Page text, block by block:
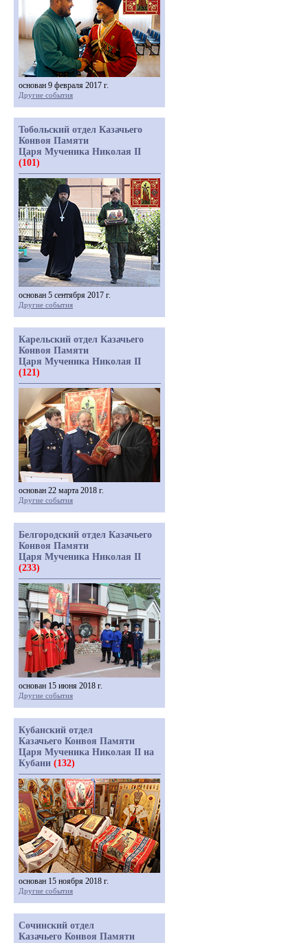
основан 9 февраля 2017 г.
Другие события
Тобольский отдел Казачьего
Конвоя Памяти
Царя Мученика Николая II
(101)
основан 5 сентября 2017 г.
Другие события
Карельский отдел Казачьего
Конвоя Памяти
Царя Мученика Николая II
(121)
основан 22 марта 2018 г.
Другие события
Белгородский отдел Казачьего
Конвоя Памяти
Царя Мученика Николая II
(233)
основан 15 июня 2018 г.
Другие события
Кубанский отдел
Казачьего Конвоя Памяти
Царя Мученика Николая II на
Кубани (132)
основан 15 ноября 2018 г.
Другие события
Сочинский отдел
Казачьего Конвоя Памяти